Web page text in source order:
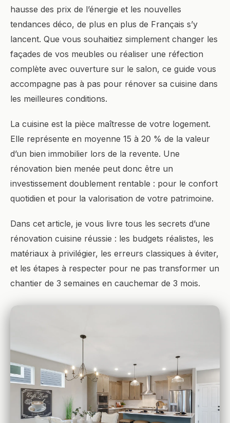
hausse des prix de l’énergie et les nouvelles
tendances déco, de plus en plus de Français s’y
lancent. Que vous souhaitiez simplement changer les
façades de vos meubles ou réaliser une réfection
complète avec ouverture sur le salon, ce guide vous
accompagne pas à pas pour rénover sa cuisine dans
les meilleures conditions.
La cuisine est la pièce maîtresse de votre logement.
Elle représente en moyenne 15 à 20 % de la valeur
d’un bien immobilier lors de la revente. Une
rénovation bien menée peut donc être un
investissement doublement rentable : pour le confort
quotidien et pour la valorisation de votre patrimoine.
Dans cet article, je vous livre tous les secrets d’une
rénovation cuisine réussie : les budgets réalistes, les
matériaux à privilégier, les erreurs classiques à éviter,
et les étapes à respecter pour ne pas transformer un
chantier de 3 semaines en cauchemar de 3 mois.